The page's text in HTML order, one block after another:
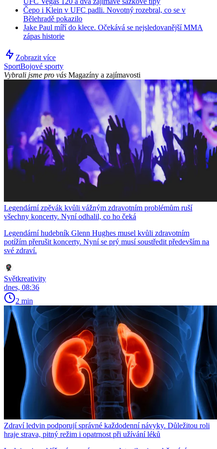
Čepo i Klein v UFC padli. Novotný rozebral, co se v
Bělehradě pokazilo
Jake Paul míří do klece. Očekává se nejsledovanější MMA
zápas historie
Zobrazit více
SportBojové sporty
Vybrali jsme pro vás Magazíny a zajímavosti
Legendární zpěvák kvůli vážným zdravotním problémům ruší
všechny koncerty. Nyní odhalil, co ho čeká
Legendární hudebník Glenn Hughes musel kvůli zdravotním
potížím přerušit koncerty. Nyní se prý musí soustředit především na
své zdraví.
Světkreativity
dnes, 08:36
2 min
Zdraví ledvin podporují správné každodenní návyky. Důležitou roli
hraje strava, pitný režim i opatrnost při užívání léků